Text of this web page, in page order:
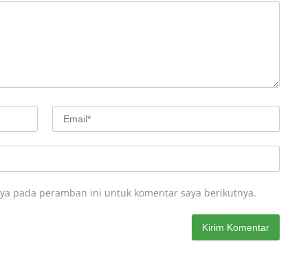
pada peramban ini untuk komentar saya berikutnya.